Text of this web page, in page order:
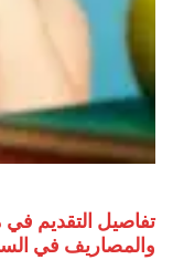
والمصاريف في